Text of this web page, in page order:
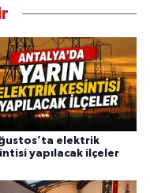
elektrik
yapılacak ilçeler